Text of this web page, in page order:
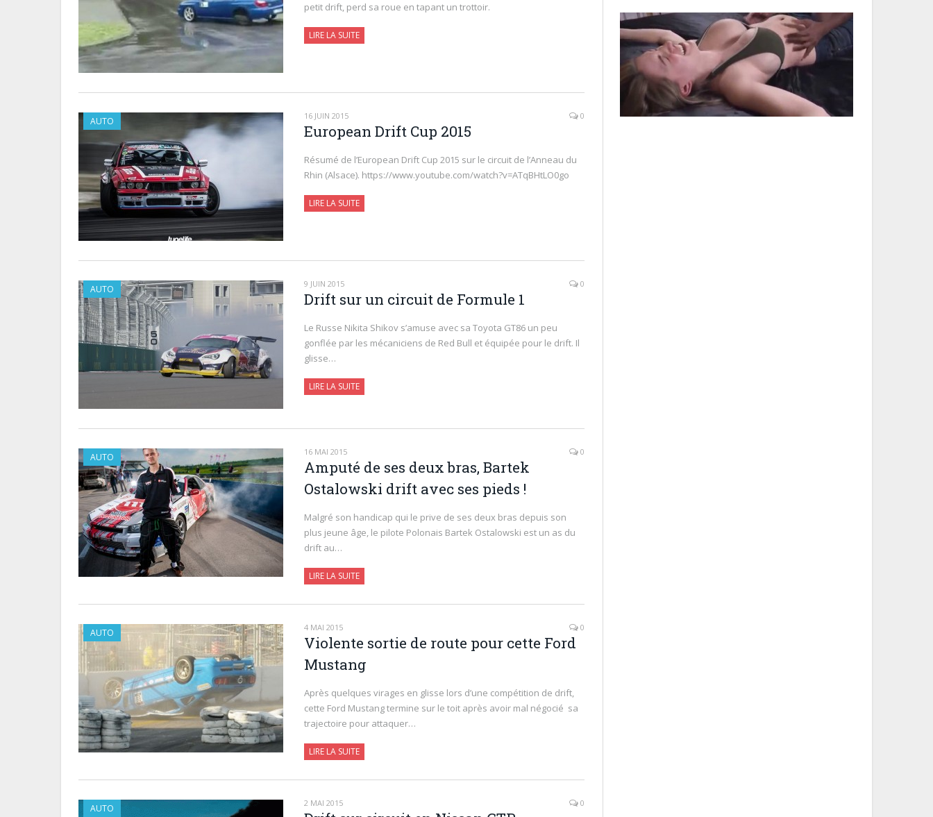
petit drift, perd sa roue en tapant un trottoir.
LIRE LA SUITE
AUTO 16 JUIN 2015 0
European Drift Cup 2015
Résumé de l’European Drift Cup 2015 sur le circuit de l’Anneau du
Rhin (Alsace). https://www.youtube.com/watch?v=ATqBHtLO0go
LIRE LA SUITE
AUTO 9 JUIN 2015 0
Drift sur un circuit de Formule 1
Le Russe Nikita Shikov s’amuse avec sa Toyota GT86 un peu
gonflée par les mécaniciens de Red Bull et équipée pour le drift. Il
glisse…
LIRE LA SUITE
AUTO 16 MAI 2015 0
Amputé de ses deux bras, Bartek
Ostalowski drift avec ses pieds !
Malgré son handicap qui le prive de ses deux bras depuis son
plus jeune âge, le pilote Polonais Bartek Ostalowski est un as du
drift au…
LIRE LA SUITE
AUTO 4 MAI 2015 0
Violente sortie de route pour cette Ford
Mustang
Après quelques virages en glisse lors d’une compétition de drift,
cette Ford Mustang termine sur le toit après avoir mal négocié sa
trajectoire pour attaquer…
LIRE LA SUITE
AUTO 2 MAI 2015 0